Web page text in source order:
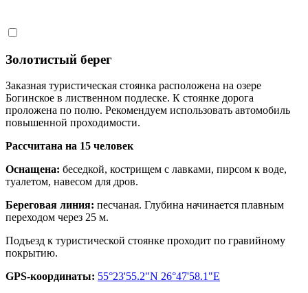
Золотистый берег
Заказная туристическая стоянка расположена на озере
Богинское в лиственном подлеске. К стоянке дорога
проложена по полю. Рекомендуем использовать автомобиль
повышенной проходимости.
Рассчитана на 15 человек
Оснащена: беседкой, кострищем с лавками, пирсом к воде,
туалетом, навесом для дров.
Береговая линия: песчаная. Глубина начинается плавным
переходом через 25 м.
Подъезд к туристической стоянке проходит по гравийному
покрытию.
GPS-координаты: 55°23'55.2"N 26°47'58.1"E